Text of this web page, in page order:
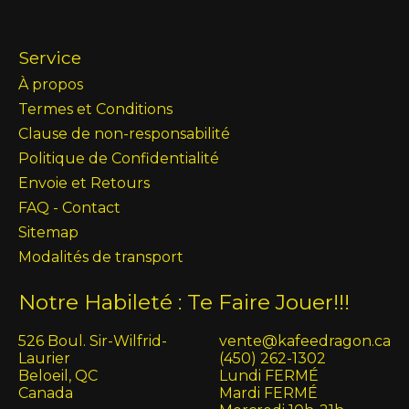
Service
À propos
Termes et Conditions
Clause de non-responsabilité
Politique de Confidentialité
Envoie et Retours
FAQ - Contact
Sitemap
Modalités de transport
Notre Habileté : Te Faire Jouer!!!
526 Boul. Sir-Wilfrid-
Laurier
Beloeil, QC
Canada
vente@kafeedragon.ca
(450) 262-1302
Lundi FERMÉ
Mardi FERMÉ